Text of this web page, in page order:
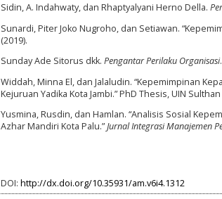
Sidin, A. Indahwaty, dan Rhaptyalyani Herno Della.
Sunardi, Piter Joko Nugroho, dan Setiawan.
(2019).
Sunday Ade Sitorus dkk. Pengantar Perilaku Organisasi
Widdah, Minna El, dan Jalaludin. “Kepemimpinan
Kejuruan Yadika Kota Jambi.” PhD Thesis, UIN
Yusmina, Rusdin, dan Hamlan. “Analisis Sosial
Azhar Mandiri Kota Palu.”Jurnal Integrasi Manajemen
DOI: http://dx.doi.org/10.35931/am.v6i4.1312